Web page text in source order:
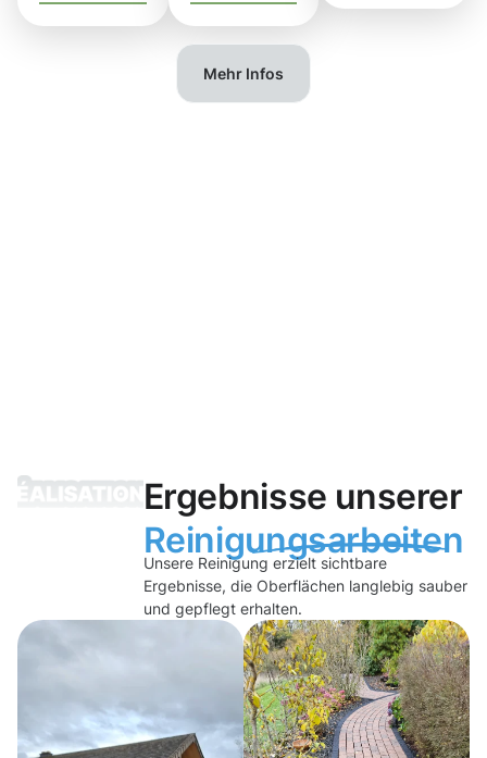
Mehr Infos
Ergebnisse unserer
Reinigungsarbeiten
Unsere Reinigung erzielt sichtbare
Ergebnisse, die Oberflächen langlebig sauber
und gepflegt erhalten.